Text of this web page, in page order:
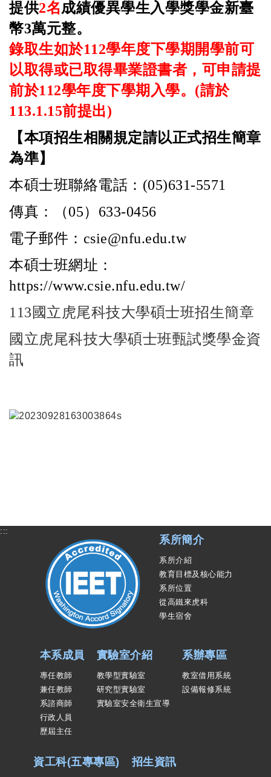
提供2名成績優異學生入學獎學金新臺
幣3萬元整。
錄取生如於112學年度下學期開學前可
以取得或已取得畢業證書者，可申請提
前於112學年度下學期入學。 (請於
113.1.15前提出)
【本項招生相關規定請以正式招生簡章
為準】
本碩士班聯絡電話： (05)631-5571
傳真：（05） 633-0456
電子郵件： csie@nfu.edu.tw
本碩士班網址：
https://www.csie.nfu.edu.tw/
113國立虎尾科技大學碩士班招生簡章
國立虎尾科技大學碩士班甄試獎學金資
訊
:::
系所簡介
系所介紹
教育目標及核心能力
系所位置
從高鐵來虎科
學生宿舍
本系成員
專任教師
兼任教師
系諮商師
行政人員
歷屆主任
實驗室介紹
教學型實驗室
研究型實驗室
實驗室安全衛生宣導
系辦專區
教室借用系統
設備報修系統
資工科(五專專區) 招生資訊